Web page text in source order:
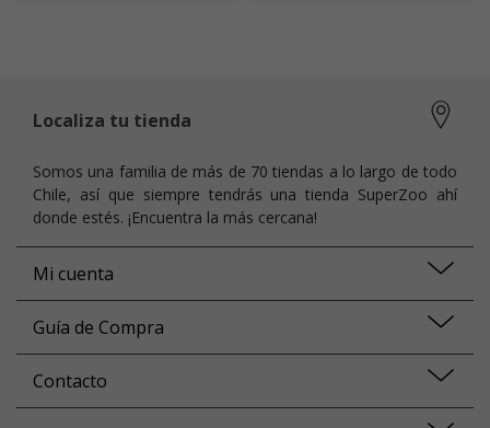
Localiza tu tienda
Somos una familia de más de 70 tiendas a lo largo de todo
Chile, así que siempre tendrás una tienda SuperZoo ahí
donde estés. ¡Encuentra la más cercana!
Mi cuenta
Guía de Compra
Contacto